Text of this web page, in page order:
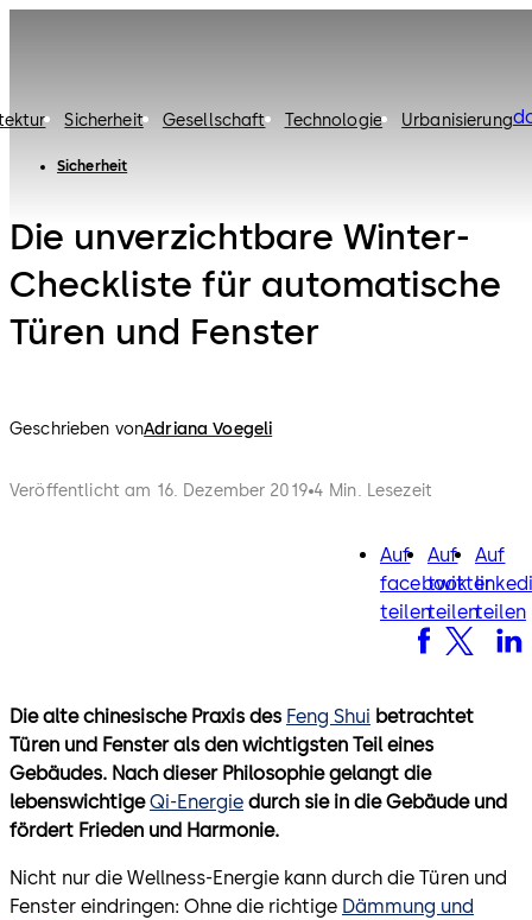
Sicherheit Gesellschaft Technologie Urbanisierung
Sicherheit
Die unverzichtbare Winter-
Checkliste für automatische
Türen und Fenster
Geschrieben vonAdriana Voegeli
Veröffentlicht am 16. Dezember 2019 4 Min. Lesezeit
Auf
facebook
teilen
facebook
Auf
twitter
teilen
twitter
Auf
teilen
Die alte chinesische Praxis des Feng Shui betrachtet
Türen und Fenster als den wichtigsten Teil eines
Gebäudes. Nach dieser Philosophie gelangt die
lebenswichtigeQi-Energie durch sie in die Gebäude und
fördert Frieden und Harmonie.
Nicht nur die Wellness-Energie kann durch die Türen und
Fenster eindringen: Ohne die richtige Dämmung und